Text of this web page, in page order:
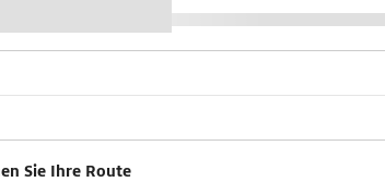
Sie Ihre Route